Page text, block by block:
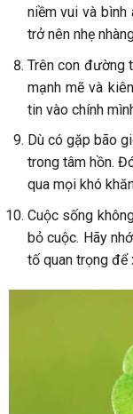
niềm vui và bình
trở nên nhẹ
Trên con đường
mạnh mẽ và
tin vào chính
Dù có gặp bão
trong tâm hồn.
qua mọi khó
Cuộc sống
bỏ cuộc. Hãy
tố quan trọng để